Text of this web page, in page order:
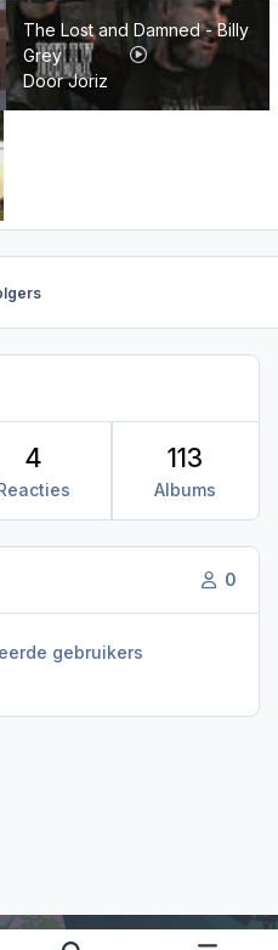
The Lost and Damned - Billy Grey
The Lost and Damned - Billy
Grey
DoorJoriz
4
Albums
113
0
gebruikers